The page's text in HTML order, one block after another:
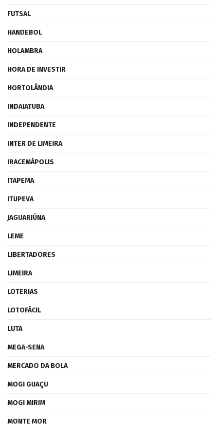
FUTSAL
HANDEBOL
HOLAMBRA
HORA DE INVESTIR
HORTOLÂNDIA
INDAIATUBA
INDEPENDENTE
INTER DE LIMEIRA
IRACEMÁPOLIS
ITAPEMA
ITUPEVA
JAGUARIÚNA
LEME
LIBERTADORES
LIMEIRA
LOTERIAS
LOTOFÁCIL
LUTA
MEGA-SENA
MERCADO DA BOLA
MOGI GUAÇU
MOGI MIRIM
MONTE MOR